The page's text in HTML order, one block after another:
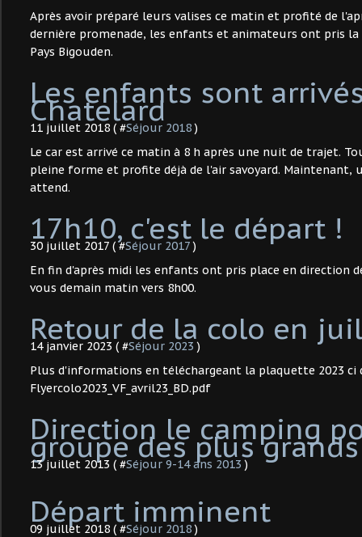
Après avoir préparé leurs valises ce matin et profité de
dernière promenade, les enfants et animateurs ont pris la
Pays Bigouden.
Les enfants sont
Chatelard
11 juillet 2018 ( #Séjour 2018)
Le car est arrivé ce matin à 8 h après une nuit de trajet.
pleine forme et profite déjà de l'air savoyard. Maintenant,
attend.
17h10, c'est le départ !
30 juillet 2017 ( #Séjour 2017)
En fin d'après midi les enfants ont pris place en direction
vous demain matin vers 8h00.
Retour de la colo en
14 janvier 2023 ( #Séjour 2023 )
Plus d'informations en téléchargeant la plaquette 2023 ci
Flyercolo2023_VF_avril23_BD.pdf
Direction le camping
groupe des plus
13 juillet 2013 ( #Séjour 9-14 ans 2013 )
Départ imminent
09 juillet 2018 ( #Séjour 2018)